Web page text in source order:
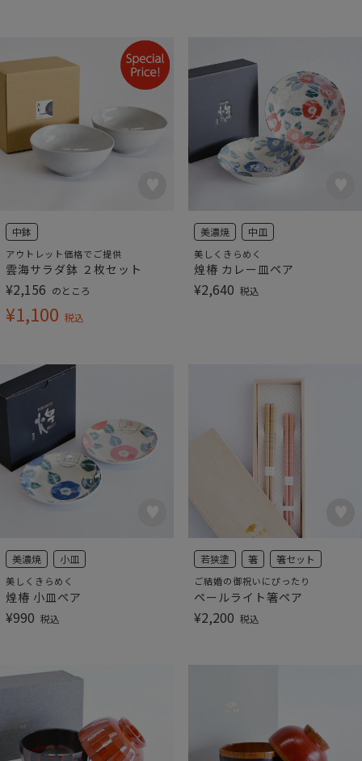
中鉢
アウトレット価格でご提供
雲海サラダ鉢 ２枚セット
¥2,156 のところ
¥1,100 税込
美濃焼 中皿
美しくきらめく
煌椿 カレー皿ペア
¥2,640 税込
美濃焼 小皿
美しくきらめく
煌椿 小皿ペア
¥990 税込
若狭塗 箸 箸セット
ご結婚の御祝いにぴったり
ペールライト箸ペア
¥2,200 税込